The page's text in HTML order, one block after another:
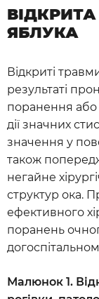
ЯБЛУКА
Відкриті
результаті
поранення або
дії значних
значення у
також
негайне
структур ока.
ефективного
поранень
Малюнок 1.